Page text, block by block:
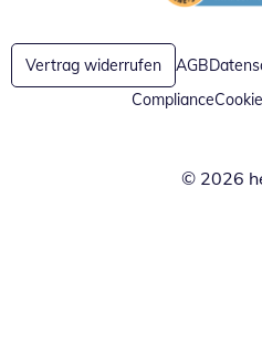
Öffnet in
Vertrag widerrufen AGB
Compliance
© 2026